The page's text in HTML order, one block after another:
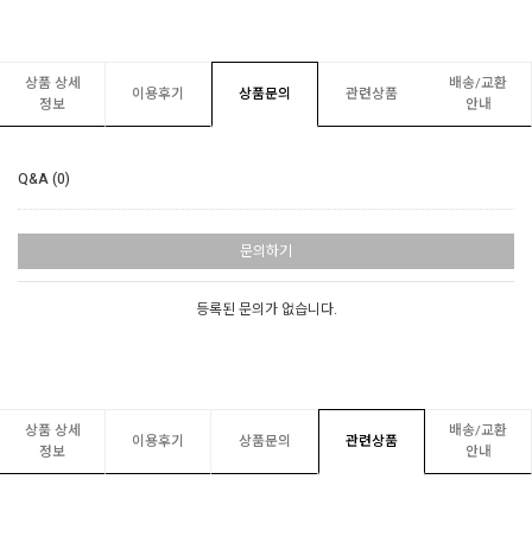
상품 상세
정보
이용후기 상품문의 관련상품
배송/교환
안내
Q&A (0)
문의하기
등록된 문의가 없습니다.
상품 상세
정보
이용후기 상품문의 관련상품
배송/교환
안내